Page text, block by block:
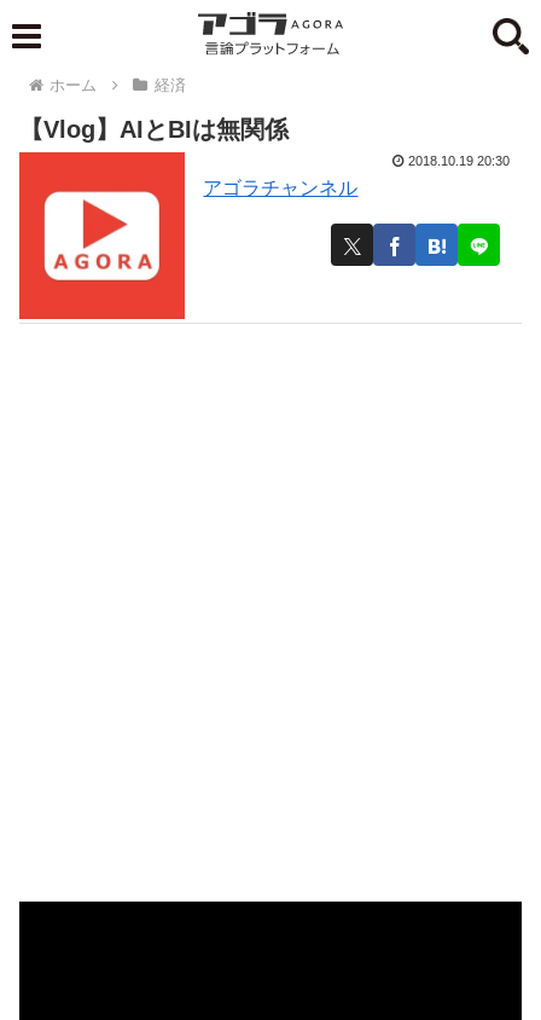
ホーム 経済
【Vlog】AIとBIは無関係
アゴラチャンネル
2018.10.19 20:30